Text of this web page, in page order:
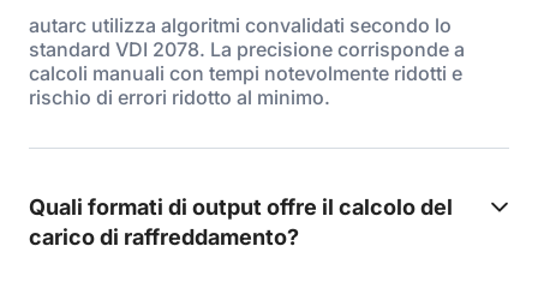
autarc utilizza algoritmi convalidati secondo lo
standard VDI 2078. La precisione corrisponde a
calcoli manuali con tempi notevolmente ridotti e
rischio di errori ridotto al minimo.
Quali formati di output offre il calcolo del
carico di raffreddamento?